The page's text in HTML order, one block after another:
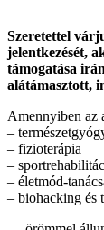
Szeretettel
jelentkezését,
támogatása
alátámasztott,
Amennyiben az
–
– fizioterápia
–
– életmód-
– biohacking és